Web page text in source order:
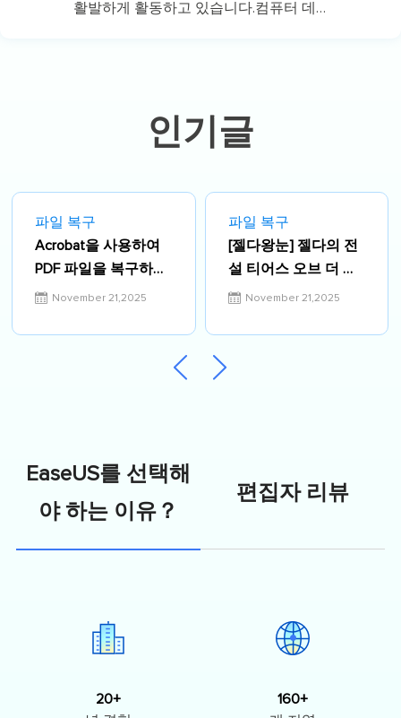
활발하게 활동하고 있습니다.컴퓨터 데
인기글
파일 복구
Acrobat을 사용하여
PDF 파일을 복구하는
방법November 21,2025
파일 복구
[젤다왕눈] 젤다의 전
설 티어스 오브 더 킹
덤 잃어버린 진행 상
[PC/스위치]
November 21,2025
EaseUS를 선택해
야 하는 이유？
편집자 리뷰
20+
160+